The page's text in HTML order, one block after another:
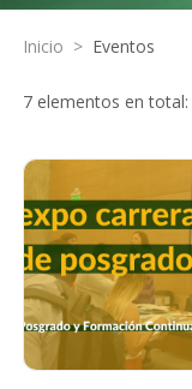
Inicio > Eventos
7 elementos en total: